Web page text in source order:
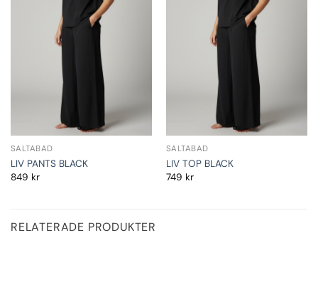
SALTABAD
LIV PANTS BLACK
849 kr
SALTABAD
LIV TOP BLACK
749 kr
RELATERADE PRODUKTER